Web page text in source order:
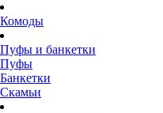
Комоды
Пуфы и банкетки
Пуфы
Банкетки
Скамьи